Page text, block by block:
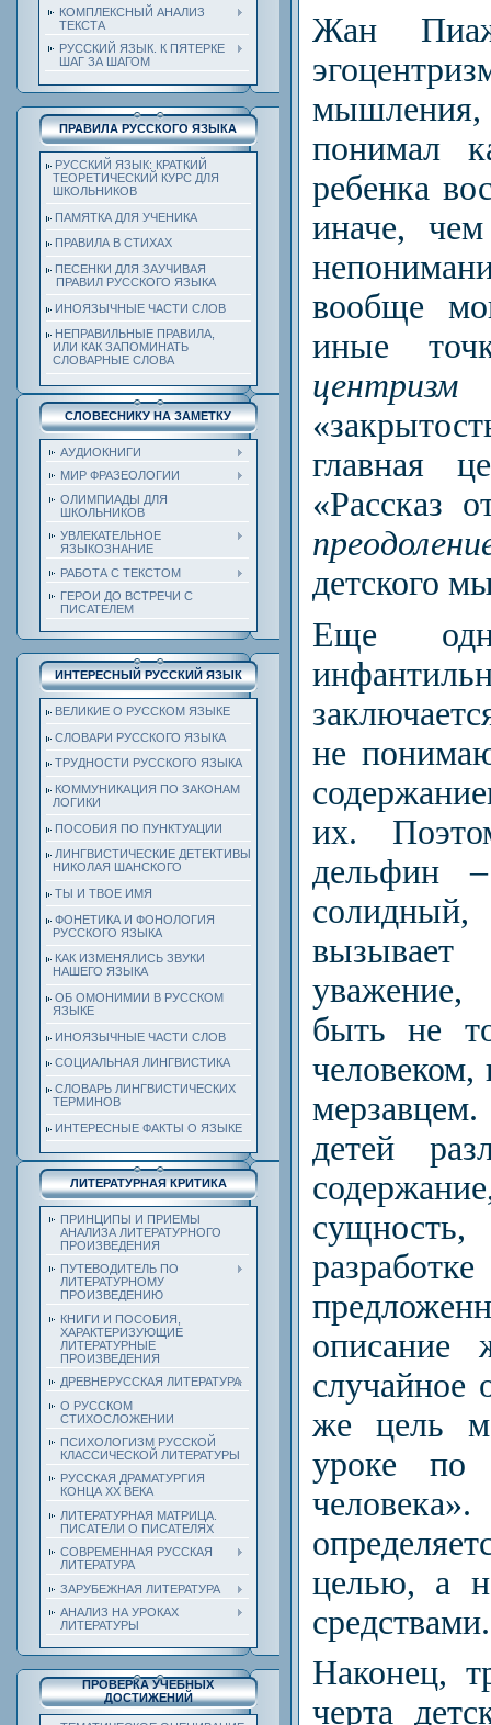
КОМПЛЕКСНЫЙ АНАЛИЗ
ТЕКСТА
РУССКИЙ ЯЗЫК. К ПЯТЕРКЕ
ШАГ ЗА ШАГОМ
ПРАВИЛА РУССКОГО ЯЗЫКА
РУССКИЙ ЯЗЫК: КРАТКИЙ
ТЕОРЕТИЧЕСКИЙ КУРС ДЛЯ
ШКОЛЬНИКОВ
ПАМЯТКА ДЛЯ УЧЕНИКА
ПРАВИЛА В СТИХАХ
ПЕСЕНКИ ДЛЯ ЗАУЧИВАЯ
ПРАВИЛ РУССКОГО ЯЗЫКА
ИНОЯЗЫЧНЫЕ ЧАСТИ СЛОВ
НЕПРАВИЛЬНЫЕ ПРАВИЛА,
ИЛИ КАК ЗАПОМИНАТЬ
СЛОВАРНЫЕ СЛОВА
СЛОВЕСНИКУ НА ЗАМЕТКУ
АУДИОКНИГИ
МИР ФРАЗЕОЛОГИИ
ОЛИМПИАДЫ ДЛЯ
ШКОЛЬНИКОВ
УВЛЕКАТЕЛЬНОЕ
ЯЗЫКОЗНАНИЕ
РАБОТА С ТЕКСТОМ
ГЕРОИ ДО ВСТРЕЧИ С
ПИСАТЕЛЕМ
ИНТЕРЕСНЫЙ РУССКИЙ ЯЗЫК
ВЕЛИКИЕ О РУССКОМ ЯЗЫКЕ
СЛОВАРИ РУССКОГО ЯЗЫКА
ТРУДНОСТИ РУССКОГО ЯЗЫКА
КОММУНИКАЦИЯ ПО ЗАКОНАМ
ЛОГИКИ
ПОСОБИЯ ПО ПУНКТУАЦИИ
ЛИНГВИСТИЧЕСКИЕ ДЕТЕКТИВЫ
НИКОЛАЯ ШАНСКОГО
ТЫ И ТВОЕ ИМЯ
ФОНЕТИКА И ФОНОЛОГИЯ
РУССКОГО ЯЗЫКА
КАК ИЗМЕНЯЛИСЬ ЗВУКИ
НАШЕГО ЯЗЫКА
ОБ ОМОНИМИИ В РУССКОМ
ЯЗЫКЕ
ИНОЯЗЫЧНЫЕ ЧАСТИ СЛОВ
СОЦИАЛЬНАЯ ЛИНГВИСТИКА
СЛОВАРЬ ЛИНГВИСТИЧЕСКИХ
ТЕРМИНОВ
ИНТЕРЕСНЫЕ ФАКТЫ О ЯЗЫКЕ
ЛИТЕРАТУРНАЯ КРИТИКА
ПРИНЦИПЫ И ПРИЕМЫ
АНАЛИЗА ЛИТЕРАТУРНОГО
ПРОИЗВЕДЕНИЯ
ПУТЕВОДИТЕЛЬ ПО
ЛИТЕРАТУРНОМУ
ПРОИЗВЕДЕНИЮ
КНИГИ И ПОСОБИЯ,
ХАРАКТЕРИЗУЮЩИЕ
ЛИТЕРАТУРНЫЕ
ПРОИЗВЕДЕНИЯ
ДРЕВНЕРУССКАЯ ЛИТЕРАТУРА
О РУССКОМ
СТИХОСЛОЖЕНИИ
ПСИХОЛОГИЗМ РУССКОЙ
КЛАССИЧЕСКОЙ ЛИТЕРАТУРЫ
РУССКАЯ ДРАМАТУРГИЯ
КОНЦА ХХ ВЕКА
ЛИТЕРАТУРНАЯ МАТРИЦА.
ПИСАТЕЛИ О ПИСАТЕЛЯХ
СОВРЕМЕННАЯ РУССКАЯ
ЛИТЕРАТУРА
ЗАРУБЕЖНАЯ ЛИТЕРАТУРА
АНАЛИЗ НА УРОКАХ
ЛИТЕРАТУРЫ
ПРОВЕРКА УЧЕБНЫХ
ДОСТИЖЕНИЙ
Жан
понимал
ребенка
иначе,
вообще
иные
центризм
главная
«Рассказ
детского
Еще
не
их.
дельфин
быть не
детей
описание
случайное
же цель
уроке по
целью, а
средствами.
Наконец,
черта